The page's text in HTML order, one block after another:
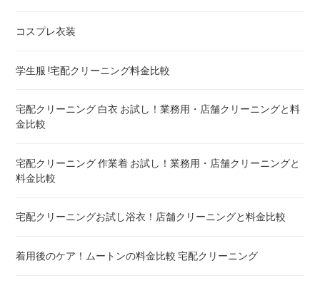
の違いも
トゥルースリーパー マットレスのクリーニング ! どこがいい
ウェイトブランケットの洗い方 ! 洗えないタイプの対処法も
重い布団の洗い方 ! 洗えないタイプの対処法も
コスプレ衣装
学生服 !宅配クリーニング料金比較
宅配クリーニング 白衣 お試し！業務用・店舗クリーニングと料
金比較
宅配クリーニング 作業着 お試し！業務用・店舗クリーニングと
料金比較
宅配クリーニングお試し浴衣！店舗クリーニングと料金比較
着用後のケア！ムートンの料金比較 宅配クリーニング